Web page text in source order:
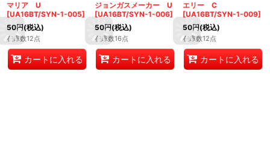
マリア U
[UA16BT/SYN-1-005]
50円(税込)
在庫数12点
カートに入れる
ジョンガスメーカー U
[UA16BT/SYN-1-006]
50円(税込)
在庫数16点
カートに入れる
エリー C
[UA16BT/SYN-1-009]
50円(税込)
在庫数12点
カートに入れる